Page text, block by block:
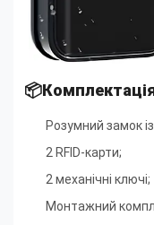
Розумний замок
2 RFID-карти;
2 механічні ключі;
Монтажний